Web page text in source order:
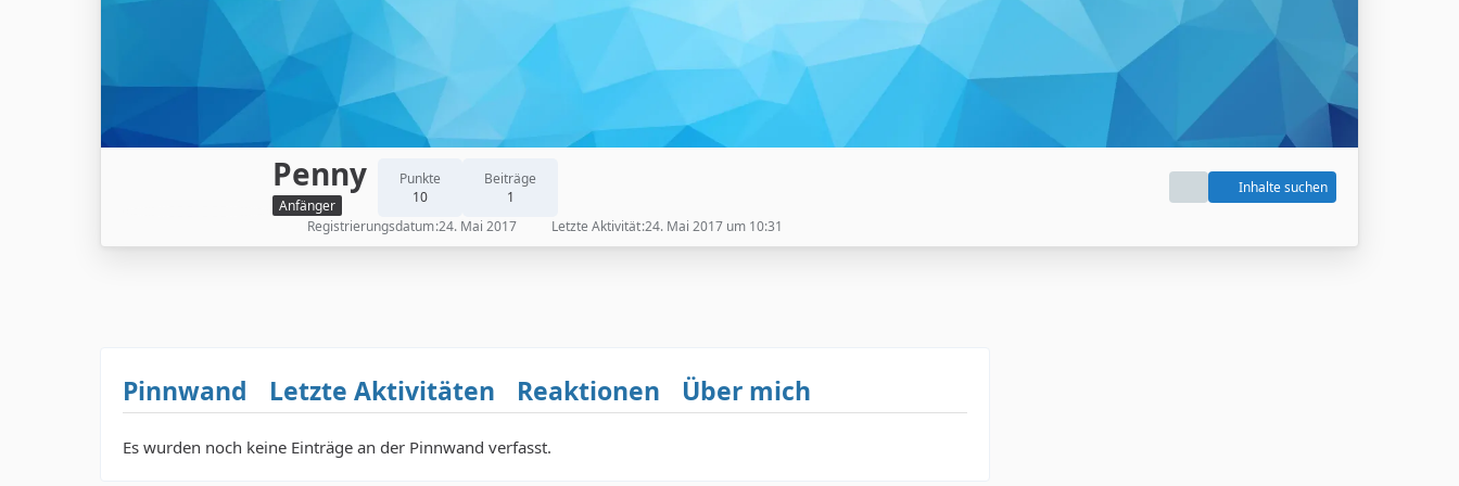
Penny
Anfänger
Punkte
10
Beiträge
1
Inhalte suchen
Registrierungsdatum 24. Mai 2017 Letzte Aktivität 24. Mai 2017 um 10:31
Pinnwand Letzte Aktivitäten Reaktionen Über mich
Es wurden noch keine Einträge an der Pinnwand verfasst.